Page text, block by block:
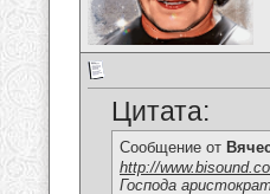
Цитата:
Сообщение от
http://
Господа